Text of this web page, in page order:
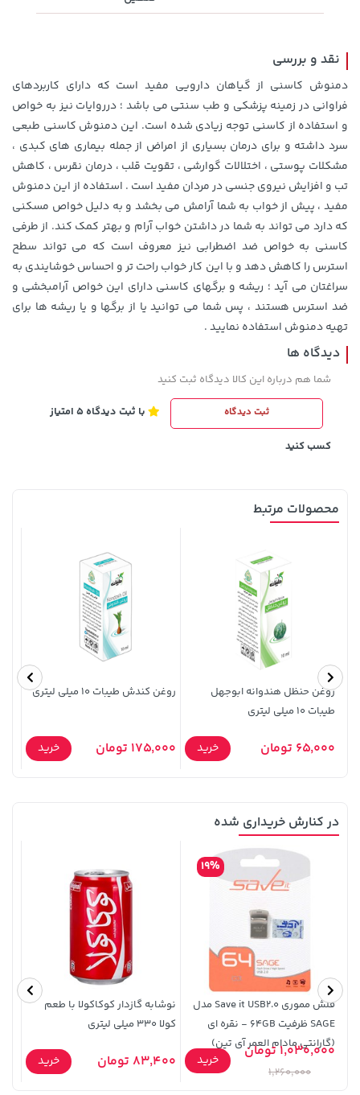
67,080,000 تومان خرید 27,580,000 تومان خرید
141,000 تومان
165,900
169,900 تومان خرید
44,380,000 تومان
185,000 تومان
701,000 تومان خرید
3,079,000 تومان
4,079,000
نقد و بررسی
دمنوش کاسنی از گیاهان دارویی مفید است که دارای کاربردهای
فراوانی در زمینه پزشکی و طب سنتی می باشد ؛ درروایات نیز به خواص
و استفاده از کاسنی توجه زیادی شده است. این دمنوش کاسنی طبعی
سرد داشته و برای درمان بسیاری از امراض از جمله بیماری های کبدی ،
مشکلات پوستی ، اختلالات گوارشی ، تقویت قلب ، درمان نقرس ، کاهش
تب و افزایش نیروی جنسی در مردان مفید است . استفاده از این دمنوش
مفید ، پیش از خواب به شما آرامش می بخشد و به دلیل خواص مسکنی
که دارد می تواند به شما در داشتن خواب آرام و بهتر کمک کند. از طرفی
کاسنی به خواص ضد اضطرابی نیز معروف است که می تواند سطح
استرس را کاهش دهد و با این کار خواب راحت تر و احساس خوشایندی به
سراغتان می آید ؛ ریشه و برگهای کاسنی دارای این خواص آرامبخشی و
ضد استرس هستند ، پس شما می توانید یا از برگها و یا ریشه ها برای
تهیه دمنوش استفاده نمایید .
دیدگاه ها
شما هم درباره این کالا دیدگاه ثبت کنید
ثبت دیدگاه با ثبت دیدگاه 5 امتیاز
کسب کنید
محصولات مرتبط
روغن حنظل هندوانه ابوجهل
طیبات 10 میلی لیتری
65,000 تومان خرید
روغن کندش طیبات 10 میلی لیتری
175,000 تومان خرید
در کنارش خریداری شده
فلش مموری Save it USB2.0 مدل
SAGE ظرفیت 64GB - نقره ای
(گارانتی مادام العمر آی تین)
19%
1,030,000 تومان
1,260,000
خرید
نوشابه گازدار کوکاکولا با طعم
کولا 330 میلی لیتری
83,400 تومان خرید